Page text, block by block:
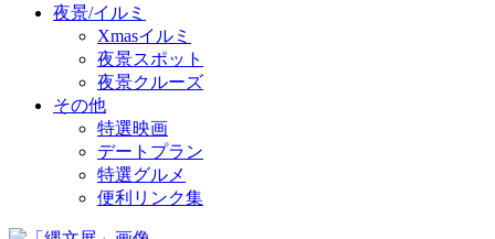
夜景/イルミ
Xmasイルミ
夜景スポット
夜景クルーズ
その他
特選映画
デートプラン
特選グルメ
便利リンク集